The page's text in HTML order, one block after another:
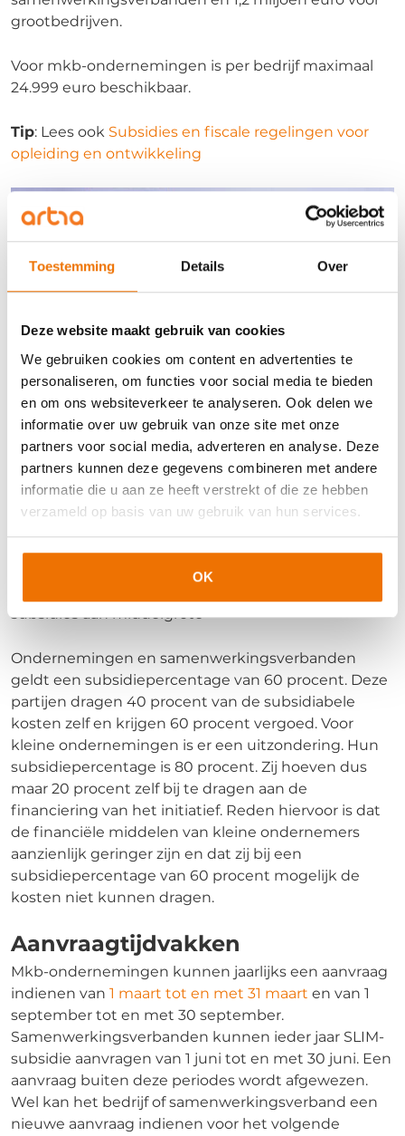
Toestemming Details Over
Deze website maakt gebruik van cookies
We gebruiken cookies om content en advertenties te
personaliseren, om functies voor social media te bieden
en om ons websiteverkeer te analyseren. Ook delen we
informatie over uw gebruik van onze site met onze
partners voor social media, adverteren en analyse. Deze
partners kunnen deze gegevens combineren met andere
informatie die u aan ze heeft verstrekt of die ze hebben
verzameld op basis van uw gebruik van hun services.
OK
grootbedrijven.
Voor mkb-ondernemingen is per bedrijf maximaal
24.999 euro beschikbaar.
Tip: Lees ook Subsidies en fiscale regelingen voor
opleiding en ontwikkeling
Eigen bijdrage
De SLIM-subsidie wordt altijd verleend op basis van
cofinanciering. Dat betekent een eigen bijdrage van
subsidies aan middelgrote
Ondernemingen en samenwerkingsverbanden
geldt een subsidiepercentage van 60 procent. Deze
partijen dragen 40 procent van de subsidiabele
kosten zelf en krijgen 60 procent vergoed. Voor
kleine ondernemingen is er een uitzondering. Hun
subsidiepercentage is 80 procent. Zij hoeven dus
maar 20 procent zelf bij te dragen aan de
financiering van het initiatief. Reden hiervoor is dat
de financiële middelen van kleine ondernemers
aanzienlijk geringer zijn en dat zij bij een
subsidiepercentage van 60 procent mogelijk de
kosten niet kunnen dragen.
Aanvraagtijdvakken
Mkb-ondernemingen kunnen jaarlijks een aanvraag
indienen van 1 maart tot en met 31 maart en van 1
september tot en met 30 september.
Samenwerkingsverbanden kunnen ieder jaar SLIM-
subsidie aanvragen van 1 juni tot en met 30 juni. Een
aanvraag buiten deze periodes wordt afgewezen.
Wel kan het bedrijf of samenwerkingsverband een
nieuwe aanvraag indienen voor het volgende